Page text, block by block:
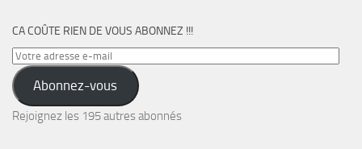
CA COÛTE RIEN DE VOUS ABONNEZ !!!
Votre
adresse
e-
mail
Abonnez-vous
Rejoignez les 195 autres abonnés